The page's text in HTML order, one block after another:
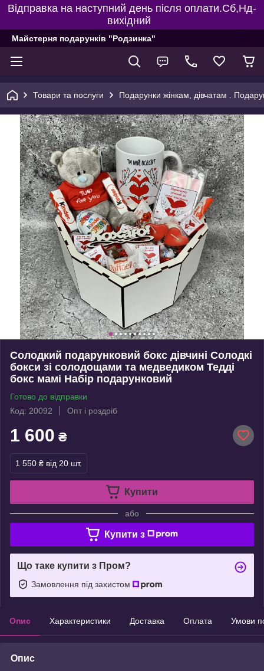
Відправка на наступний день після оплати.Сб,Нд-
вихідний
Майстерня подарунків "Родзинка"
Товари та послуги Подарунки жінкам, дівчатам .
Солодкий подарунковий бокс дівчині Солодкі
бокси зі солодощами та медведиком Тедді
бокс мамі Набір подарунковий
Готово до відправки
Код: 20092
Опт і роздріб
1 600 ₴
1 550 ₴ від 20 шт.
Купити
або
Купити з
Що таке купити з Пром?
Замовлення під захистом
Опис Характеристики Доставка Оплата Умови
Опис